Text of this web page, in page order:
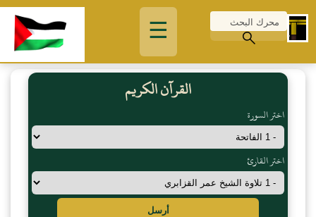
☰
القرآن الكريم
اختر السورة
اختر القارئ
أرسل